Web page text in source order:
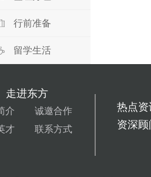
行前准备
留学生活
走进东方
介
诚邀合作
才
联系方式
热点资
资深顾